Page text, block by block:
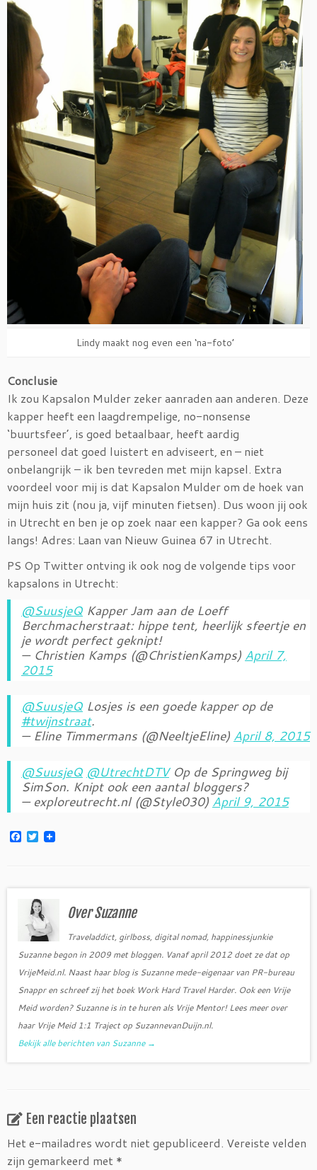
Lindy maakt nog even een ‘na-foto’
Conclusie
Ik zou Kapsalon Mulder zeker aanraden aan anderen. Deze
kapper heeft een laagdrempelige, no-nonsense
‘buurtsfeer’, is goed betaalbaar, heeft aardig
personeel dat goed luistert en adviseert, en – niet
onbelangrijk – ik ben tevreden met mijn kapsel. Extra
voordeel voor mij is dat Kapsalon Mulder om de hoek van
mijn huis zit (nou ja, vijf minuten fietsen). Dus woon jij ook
in Utrecht en ben je op zoek naar een kapper? Ga ook eens
langs! Adres: Laan van Nieuw Guinea 67 in Utrecht.
PS Op Twitter ontving ik ook nog de volgende tips voor
kapsalons in Utrecht:
@SuusjeQ Kapper Jam aan de Loeff
Berchmacherstraat: hippe tent, heerlijk sfeertje en
je wordt perfect geknipt!
— Christien Kamps (@ChristienKamps) April 7,
2015
@SuusjeQ Losjes is een goede kapper op de
#twijnstraat.
— Eline Timmermans (@NeeltjeEline) April 8, 2015
@SuusjeQ @UtrechtDTVOp de Springweg bij
SimSon. Knipt ook een aantal bloggers?
— exploreutrecht.nl (@Style030) April 9, 2015
F
o
T
w
e
r
Over Suzanne
Traveladdict, girlboss, digital nomad, happinessjunkie
Suzanne begon in 2009 met bloggen. Vanaf april 2012 doet ze dat op
VrijeMeid.nl. Naast haar blog is Suzanne mede-eigenaar van PR-bureau
Snappr en schreef zij het boek Work Hard Travel Harder. Ook een Vrije
Meid worden? Suzanne is in te huren als Vrije Mentor! Lees meer over
haar Vrije Meid 1:1 Traject op SuzannevanDuijn.nl.
Bekijk alle berichten van Suzanne →
Een reactie plaatsen
Het e-mailadres wordt niet gepubliceerd. Vereiste velden
zijn gemarkeerd met *